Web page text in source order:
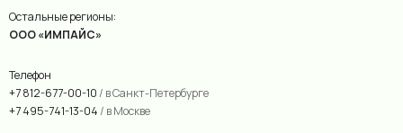
Остальные регионы:
ООО «ИМПАЙС»
Телефон
+7 812-677-00-10 / в Санкт-Петербурге
+7 495-741-13-04 / в Москве